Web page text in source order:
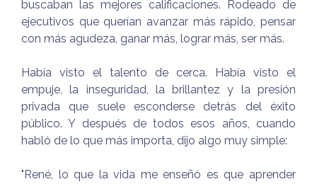
buscaban las mejores calificaciones. Rodeado de
ejecutivos que querían avanzar más rápido, pensar
con más agudeza, ganar más, lograr más, ser más.
Había visto el talento de cerca. Había visto el
empuje, la inseguridad, la brillantez y la presión
privada que suele esconderse detrás del éxito
público. Y después de todos esos años, cuando
habló de lo que más importa, dijo algo muy simple:
"René, lo que la vida me enseñó es que aprender